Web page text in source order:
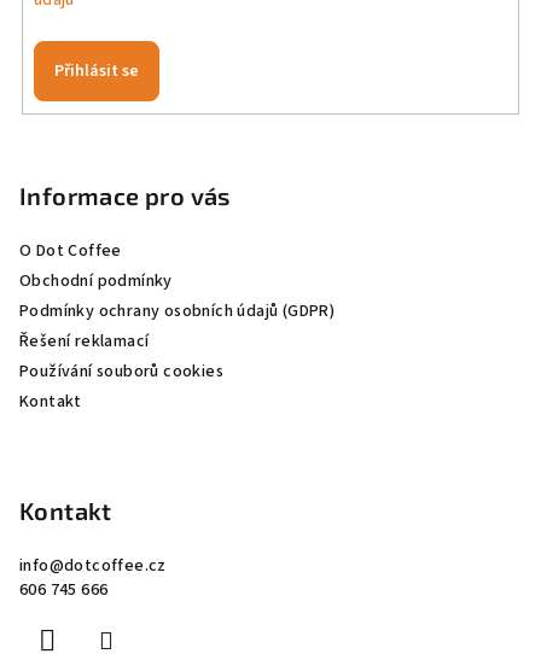
Přihlásit se
Informace pro vás
O Dot Coffee
Obchodní podmínky
Podmínky ochrany osobních údajů (GDPR)
Řešení reklamací
Používání souborů cookies
Kontakt
Kontakt
info@dotcoffee.cz
606 745 666